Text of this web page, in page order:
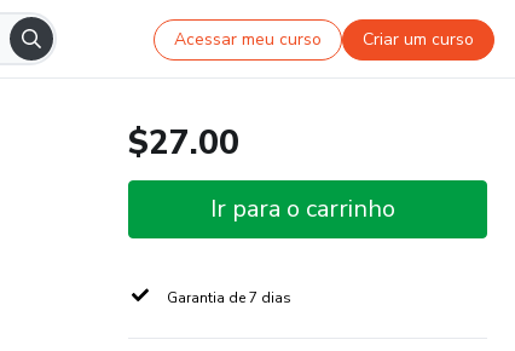
Acessar meu curso Criar um curso
$27.00
Ir para o carrinho
Garantia de 7 dias